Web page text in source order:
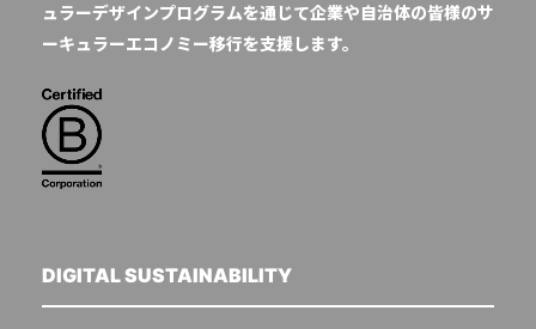
ュラーデザインプログラムを通じて企業や自治体の皆様のサ
ーキュラーエコノミー移行を支援します。
DIGITAL SUSTAINABILITY